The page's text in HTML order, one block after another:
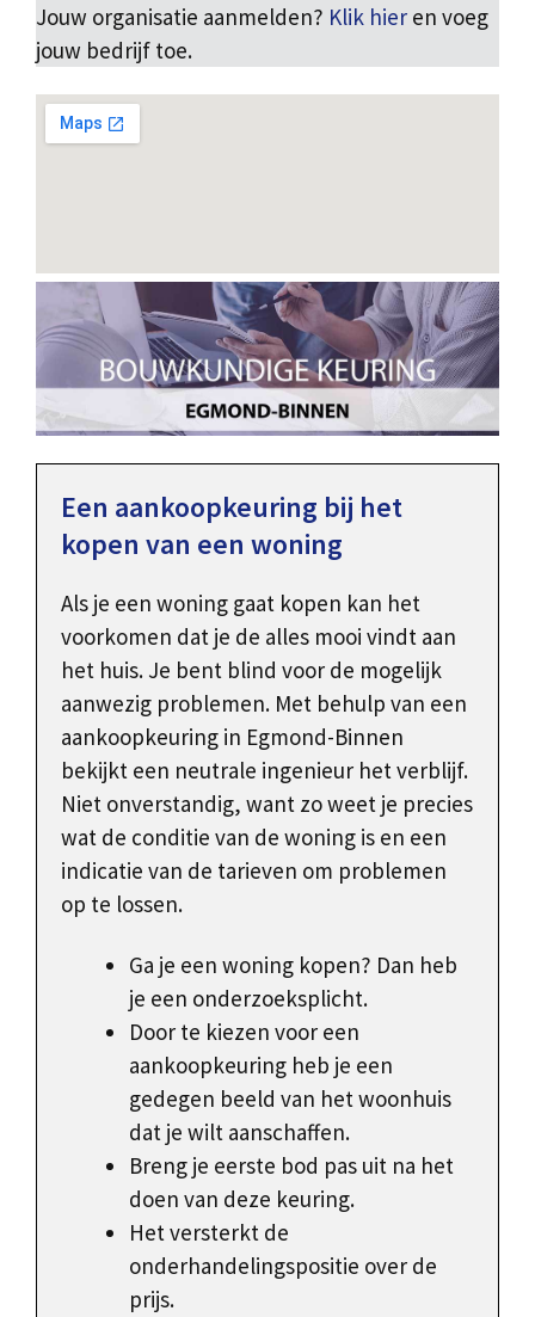
Jouw organisatie aanmelden? Klik hier en voeg
jouw bedrijf toe.
Een aankoopkeuring bij het
kopen van een woning
Als je een woning gaat kopen kan het
voorkomen dat je de alles mooi vindt aan
het huis. Je bent blind voor de mogelijk
aanwezig problemen. Met behulp van een
aankoopkeuring in Egmond-Binnen
bekijkt een neutrale ingenieur het verblijf.
Niet onverstandig, want zo weet je precies
wat de conditie van de woning is en een
indicatie van de tarieven om problemen
op te lossen.
Ga je een woning kopen? Dan heb
je een onderzoeksplicht.
Door te kiezen voor een
aankoopkeuring heb je een
gedegen beeld van het woonhuis
dat je wilt aanschaffen.
Breng je eerste bod pas uit na het
doen van deze keuring.
Het versterkt de
onderhandelingspositie over de
prijs.